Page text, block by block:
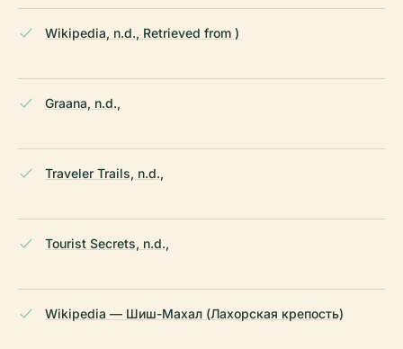
Wikipedia, n.d., Retrieved from )
Graana, n.d.,
Traveler Trails, n.d.,
Tourist Secrets, n.d.,
Wikipedia — Шиш-Махал (Лахорская крепость)